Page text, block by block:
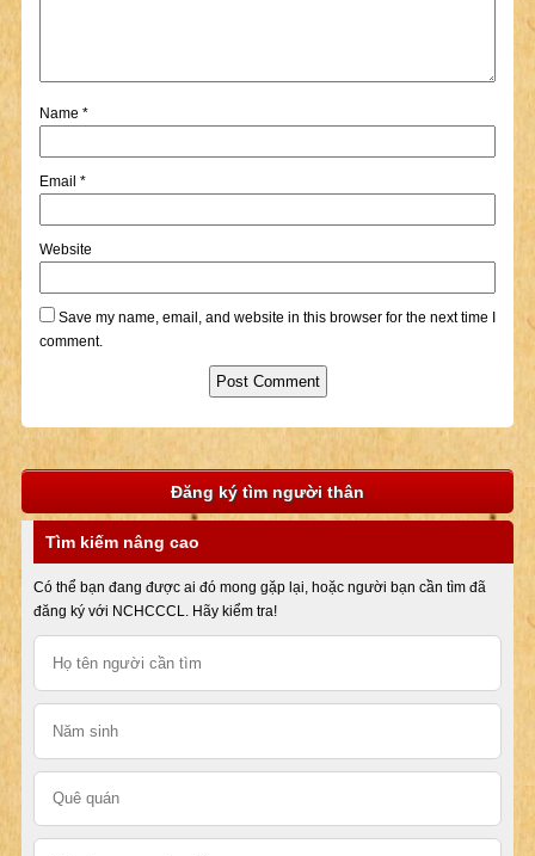
Name *
Email *
Website
Save my name, email, and website in this browser for the next time I
comment.
Đăng ký tìm người thân
Tìm kiếm nâng cao
Có thể bạn đang được ai đó mong gặp lại, hoặc người bạn cần tìm đã
đăng ký với NCHCCCL. Hãy kiểm tra!